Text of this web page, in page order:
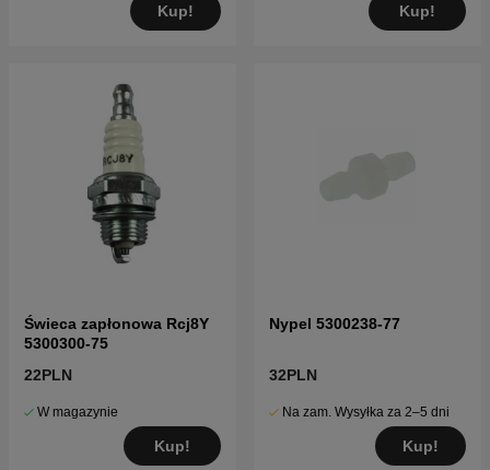
Kup! Kup!
Świeca zapłonowa Rcj8Y
5300300-75
22PLN
W magazynie
Kup!
Nypel 5300238-77
32PLN
Na zam. Wysyłka za 2–5 dni
Kup!